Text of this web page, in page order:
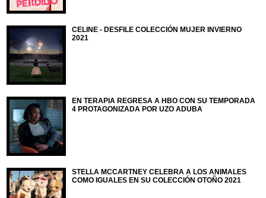
CELINE - DESFILE COLECCIÓN MUJER INVIERNO
2021
EN TERAPIA REGRESA A HBO CON SU TEMPORADA
4 PROTAGONIZADA POR UZO ADUBA
STELLA MCCARTNEY CELEBRA A LOS ANIMALES
COMO IGUALES EN SU COLECCIÓN OTOÑO 2021